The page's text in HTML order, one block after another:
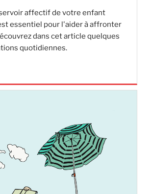
affectif de votre enfant
essentiel pour l'aider à affronter
dans cet article quelques
quotidiennes.